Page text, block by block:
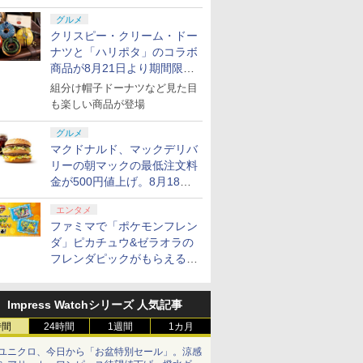
グルメ
クリスピー・クリーム・ドー
ナツと「ハリポタ」のコラボ
商品が8月21日より期間限定
で発売
組分け帽子ドーナツなど見た目
も楽しい商品が登場
グルメ
マクドナルド、マックデリバ
リーの朝マックの最低注文料
金が500円値上げ。8月18日
より1,500円から受付
エンタメ
ファミマで「ポケモンフレン
ダ」ピカチュウ&ゼラオラの
フレンダピックがもらえるキ
Impress Watchシリーズ 人気記事
24時間 1週間 1カ月
ニクロ、今日から「お盆特別セール」。涼感